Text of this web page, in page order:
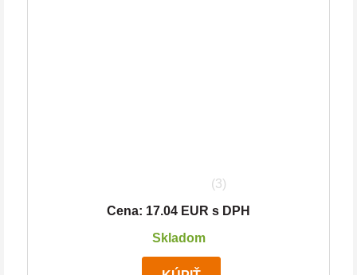
(3)
Cena: 17.04 EUR s DPH
Skladom